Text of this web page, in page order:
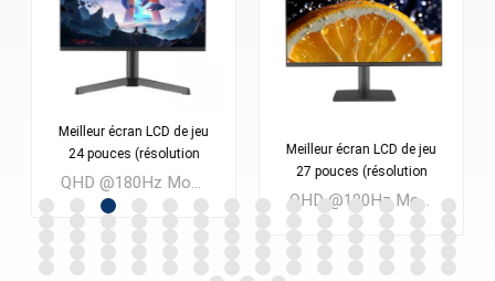
Meilleur écran LCD de jeu
24 pouces (résolution
2560 x 1440) pour PC
ES238Q180
QHD @180Hz Moniteur de jeu LCD FAST VA 24 pouces Quantité minimale de commande : 300 pièces
Meilleur écran LCD de jeu
27 pouces (résolution
2560 x 1440) pour PC
ES270Q180
QHD @180Hz Moniteur de jeu LCD FAST IPS 27 pouces Quantité minimale de commande : 300 pièces